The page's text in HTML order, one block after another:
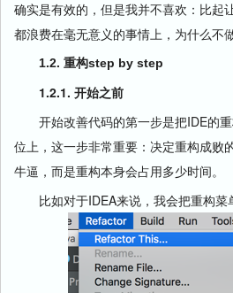
确实是有效的，但是我并不喜欢：比起
都浪费在毫无意义的事情上，为什么不
1.2. 重构step by step
1.2.1. 开始之前
开始改善代码的第一步是把IDE的重
位上，这一步非常重要：决定重构成败
牛逼，而是重构本身会占用多少时间。
比如对于IDEA来说，我会把重构菜